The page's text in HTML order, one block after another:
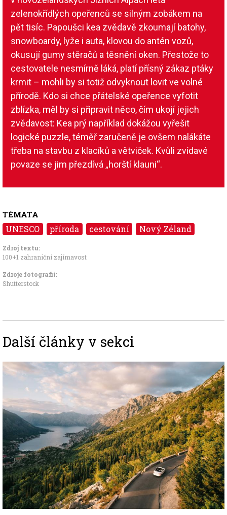
zelenokřídlých opeřenců se silným zobákem na
pět tisíc. Papoušci kea zvědavě zkoumají batohy,
snowboardy, lyže i auta, klovou do antén vozů,
okusují gumy stěračů a těsnění oken. Přestože to
cestovatele nesmírně láká, platí přísný zákaz ptáky
krmit – mohli by si totiž odvyknout lovit ve volné
přírodě. Kdo si chce přátelské opeřence vyfotit
zblízka, měl by si připravit něco, čím ukojí jejich
zvědavost: Kea prý například dokážou vyřešit
logické puzzle, téměř zaručeně je ovšem nalákáte
třeba na stavbu z klacíků a větviček. Kvůli zvídavé
povaze se jim přezdívá „horští klauni“.
TÉMATA
UNESCO příroda cestování Nový Zéland
Zdroj textu:
100+1 zahraniční zajímavost
Zdroje fotografii:
Shutterstock
Další články v sekci
Image